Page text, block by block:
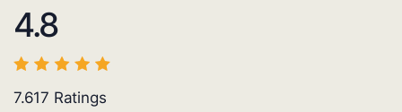
4.8
7.617 Ratings